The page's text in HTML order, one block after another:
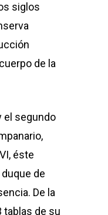
siglos
de la
el segundo
éste
de
De la
tablas de su